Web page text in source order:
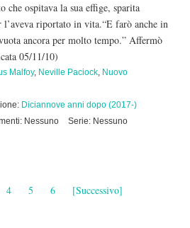
che ospitava la sua effige, sparita
l’aveva riportato in vita.“E farò anche in
ancora per molto tempo.” Affermò
05/11/10)
Malfoy, Neville Paciock, Nuovo
Diciannove anni dopo (2017-)
Nessuno
Serie: Nessuno
4 5 6 [Successivo]